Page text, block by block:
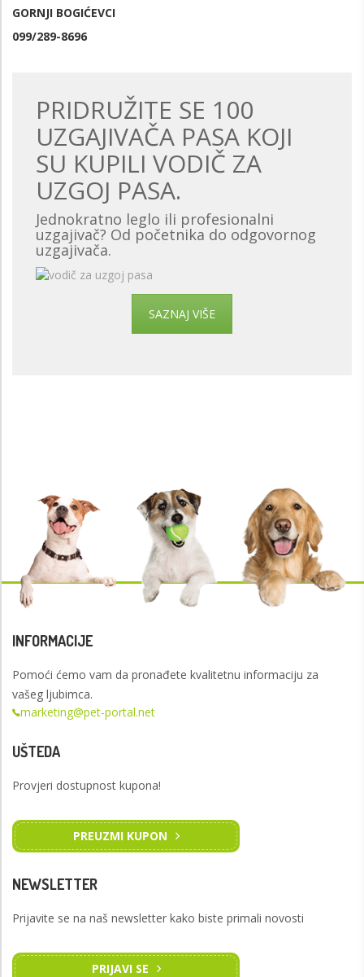
GORNJI BOGIĆEVCI
099/289-8696
PRIDRUŽITE SE 100
UZGAJIVAČA PASA KOJI
SU KUPILI VODIČ ZA
UZGOJ PASA.
Jednokratno leglo ili profesionalni
uzgajivač? Od početnika do odgovornog
uzgajivača.
SAZNAJ VIŠE
INFORMACIJE
Pomoći ćemo vam da pronađete kvalitetnu informaciju za
vašeg ljubimca.
marketing@pet-portal.net
UŠTEDA
Provjeri dostupnost kupona!
PREUZMI KUPON
NEWSLETTER
Prijavite se na naš newsletter kako biste primali novosti
PRIJAVI SE